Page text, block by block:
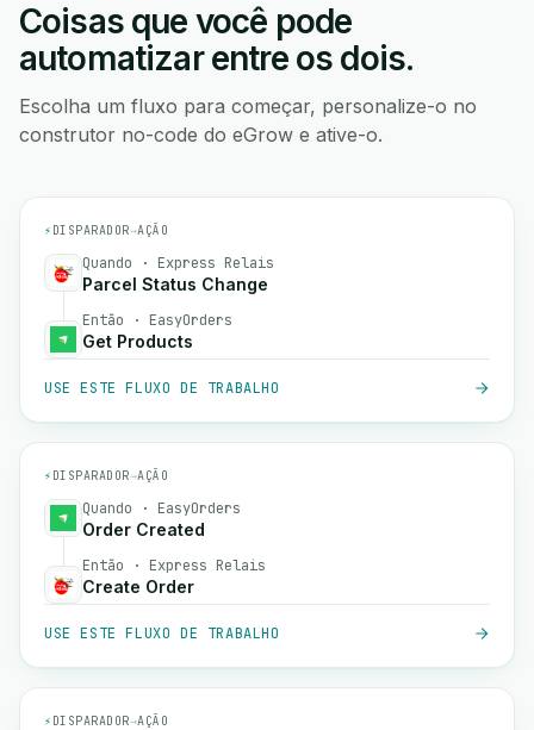
Coisas que você pode
automatizar entre os dois.
Escolha um fluxo para começar, personalize-o no
construtor no-code do eGrow e ative-o.
⚡ DISPARADOR→AÇÃO
Quando · Express Relais
Parcel Status Change
Então · EasyOrders
Get Products
USE ESTE FLUXO DE TRABALHO
⚡ DISPARADOR→AÇÃO
Quando · EasyOrders
Order Created
Então · Express Relais
Create Order
USE ESTE FLUXO DE TRABALHO
⚡ DISPARADOR→AÇÃO